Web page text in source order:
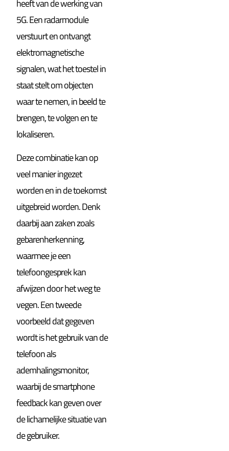
heeft van de werking van
5G. Een radarmodule
verstuurt en ontvangt
elektromagnetische
signalen, wat het toestel in
staat stelt om objecten
waar te nemen, in beeld te
brengen, te volgen en te
lokaliseren.
Deze combinatie kan op
veel manier ingezet
worden en in de toekomst
uitgebreid worden. Denk
daarbij aan zaken zoals
gebarenherkenning,
waarmee je een
telefoongesprek kan
afwijzen door het weg te
vegen. Een tweede
voorbeeld dat gegeven
wordt is het gebruik van de
telefoon als
ademhalingsmonitor,
waarbij de smartphone
feedback kan geven over
de lichamelijke situatie van
de gebruiker.